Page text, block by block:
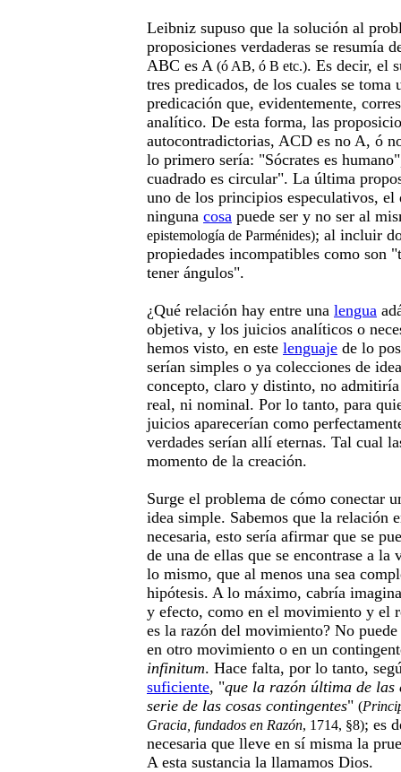
Leibniz supuso que la solución al
proposiciones verdaderas se resumía
ABC es A (ó AB, ó B etc.). Es decir, el
tres predicados, de los cuales se toma
predicación que, evidentemente,
analítico. De esta forma, las
autocontradictorias, ACD es no A, ó
lo primero sería: "Sócrates es
cuadrado es circular". La última
uno de los principios especulativos,
ninguna cosa puede ser y no ser al
epistemología de Parménides); al incluir
propiedades incompatibles como son
tener ángulos".
¿Qué relación hay entre una lengua
objetiva, y los juicios analíticos o
hemos visto, en este lenguaje de lo
serían simples o ya colecciones de
concepto, claro y distinto, no
real, ni nominal. Por lo tanto, para
juicios aparecerían como
verdades serían allí eternas. Tal cual
momento de la creación.
Surge el problema de cómo conectar
idea simple. Sabemos que la relación
necesaria, esto sería afirmar que se
de una de ellas que se encontrase a la
lo mismo, que al menos una sea
hipótesis. A lo máximo, cabría
y efecto, como en el movimiento y el
es la razón del movimiento? No
en otro movimiento o en un
infinitum. Hace falta, por lo tanto,
suficiente, "que la razón última de las
serie de las cosas contingentes" (
Gracia, fundados en Razón, 1714, §8); es
necesaria que lleve en sí misma la
A esta sustancia la llamamos Dios.